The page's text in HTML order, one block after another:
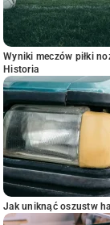
Wyniki meczów piłki
Historia
Jak uniknąć oszustw